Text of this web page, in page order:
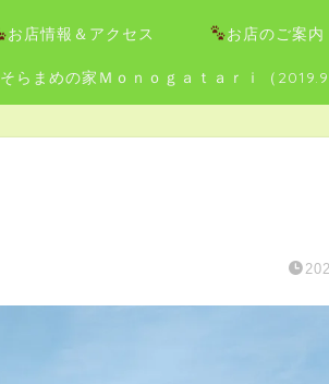
お店情報＆アクセス お店のご案内
そらまめの家Ｍｏｎｏｇａｔａｒｉ（